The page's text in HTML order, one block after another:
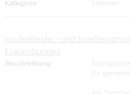
Kategorie:
Kinderkleider- und
Beschreibung:
für